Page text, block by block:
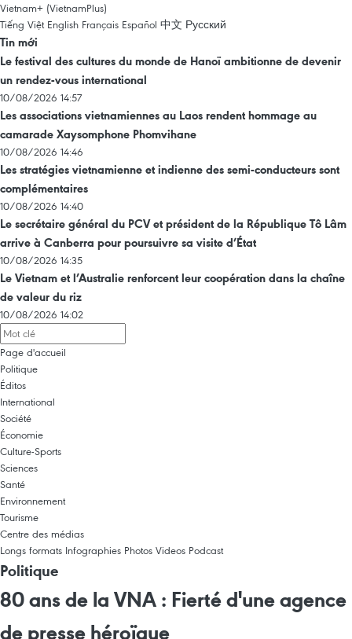
Vietnam+ (VietnamPlus)
Tiếng Việt English Français Español 中文 Русский
Tin mới
Le festival des cultures du monde de Hanoï ambitionne de devenir
un rendez-vous international
10/08/2026 14:57
Les associations vietnamiennes au Laos rendent hommage au
camarade Xaysomphone Phomvihane
10/08/2026 14:46
Les stratégies vietnamienne et indienne des semi-conducteurs sont
complémentaires
10/08/2026 14:40
Le secrétaire général du PCV et président de la République Tô Lâm
arrive à Canberra pour poursuivre sa visite d’État
10/08/2026 14:35
Le Vietnam et l’Australie renforcent leur coopération dans la chaîne
de valeur du riz
10/08/2026 14:02
Page d'accueil
Politique
Éditos
International
Société
Économie
Culture-Sports
Sciences
Santé
Environnement
Tourisme
Centre des médias
Longs formats Infographies Photos Videos Podcast
Politique
80 ans de la VNA : Fierté d'une agence
de presse héroïque